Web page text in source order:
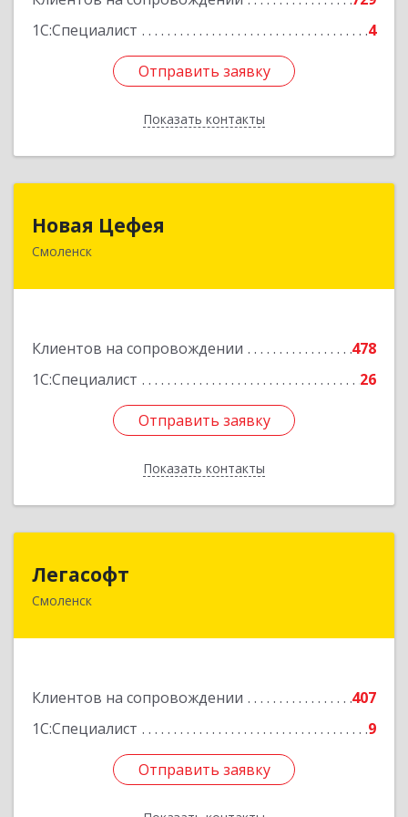
1С:Специалист
4
Отправить заявку
Показать контакты
Отправить заявку
Назад
Новая Цефея
Смоленск
Клиентов на сопровождении
478
1С:Специалист
26
Отправить заявку
Показать контакты
214018, Смоленская обл, Смоленск г, Раевского
Отправить заявку
Назад
Легасофт
Смоленск
Клиентов на сопровождении
407
1С:Специалист
9
Отправить заявку
214018, Смоленская обл, Смоленск г, Ново-
Отправить заявку